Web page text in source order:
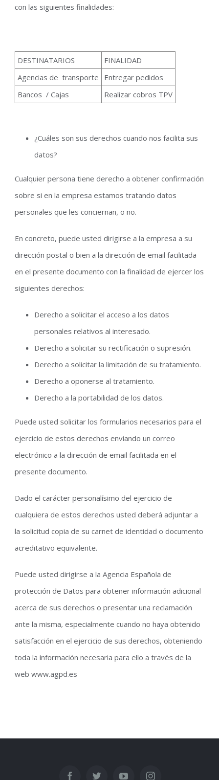
con las siguientes finalidades:
DESTINATARIOS
FINALIDAD
Agencias de transporte
Entregar pedidos
Bancos / Cajas
Realizar cobros TPV
¿Cuáles son sus derechos cuando nos facilita sus
datos?
Cualquier persona tiene derecho a obtener confirmación
sobre si en la empresa estamos tratando datos
personales que les conciernan, o no.
En concreto, puede usted dirigirse a la empresa a su
dirección postal o bien a la dirección de email facilitada
en el presente documento con la finalidad de ejercer los
siguientes derechos:
Derecho a solicitar el acceso a los datos
personales relativos al interesado.
Derecho a solicitar su rectificación o supresión.
Derecho a solicitar la limitación de su tratamiento.
Derecho a oponerse al tratamiento.
Derecho a la portabilidad de los datos.
Puede usted solicitar los formularios necesarios para el
ejercicio de estos derechos enviando un correo
electrónico a la dirección de email facilitada en el
presente documento.
Dado el carácter personalísimo del ejercicio de
cualquiera de estos derechos usted deberá adjuntar a
la solicitud copia de su carnet de identidad o documento
acreditativo equivalente.
Puede usted dirigirse a la Agencia Española de
protección de Datos para obtener información adicional
acerca de sus derechos o presentar una reclamación
ante la misma, especialmente cuando no haya obtenido
satisfacción en el ejercicio de sus derechos, obteniendo
toda la información necesaria para ello a través de la
web www.agpd.es